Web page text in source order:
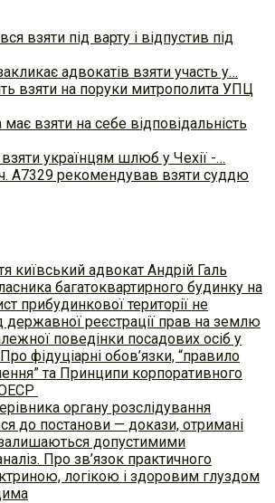
взяти під варту і відпустив під
адвокатів взяти участь у…
взяти на поруки митрополита УПЦ
взяти на себе відповідальність
взяти українцям шлюб у Чехії -…
А7329 рекомендував взяти суддю
київський адвокат Андрій Галь
багатоквартирного будинку на
прибудинкової території не
державної реєстрації прав на землю
поведінки посадових осіб у
фідуціарні обов’язки, “правило
та Принципи корпоративного
органу розслідування
до постанови — докази, отримані
допустимими
Про зв’язок практичного
логікою і здоровим глуздом